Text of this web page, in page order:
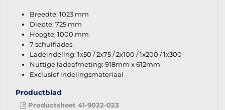
Breedte: 1023 mm
Diepte: 725 mm
Hoogte: 1000 mm
7 schuiflades
Ladeindeling: 1x50 / 2x75 / 2x100 / 1x200 / 1x300
Nuttige ladeafmeting: 918mm x 612mm
Exclusief indelingsmateriaal
Productblad
Productsheet 41-9022-023